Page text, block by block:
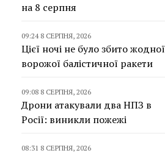
на 8 серпня
09:24 8 СЕРПНЯ, 2026
Цієї ночі не було збито жодної
ворожої балістичної ракети
09:08 8 СЕРПНЯ, 2026
Дрони атакували два НПЗ в
Росії: виникли пожежі
08:31 8 СЕРПНЯ, 2026